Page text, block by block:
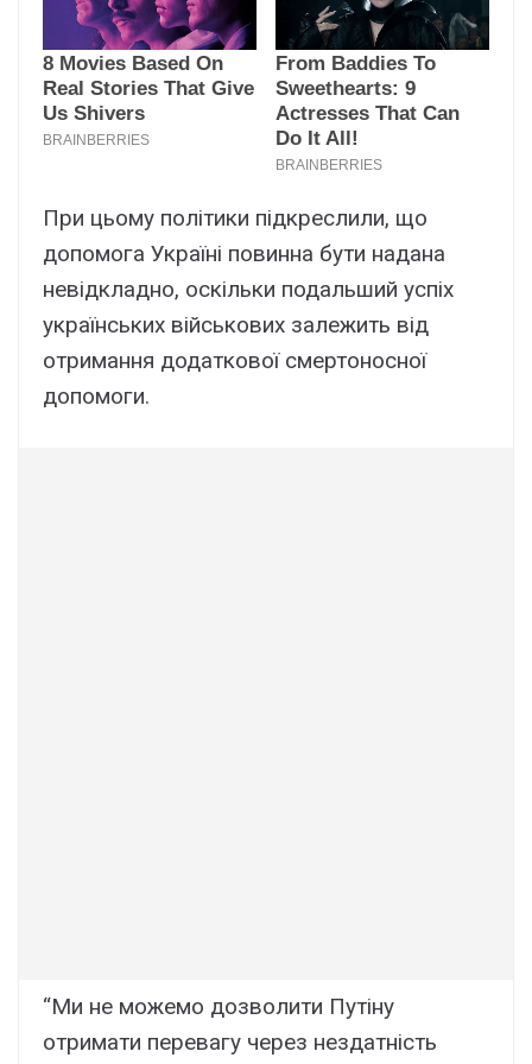
При цьому політики підкреслили, що
допомога Україні повинна бути надана
невідкладно, оскільки подальший успіх
українських військових залежить від
отримання додаткової смертоносної
допомоги.
“Ми не можемо дозволити Путіну
отримати перевагу через нездатність